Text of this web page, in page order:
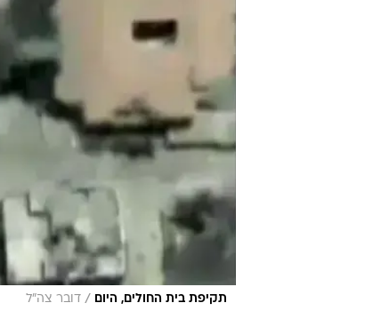
תקיפת בית החולים, היום / דובר צה"ל